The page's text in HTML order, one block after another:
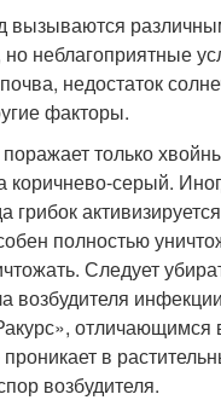
неблагоприятные
недостаток
факторы.
только
коричнево-серый.
грибок
полностью
Следует
возбудителя
в
возбудителя.